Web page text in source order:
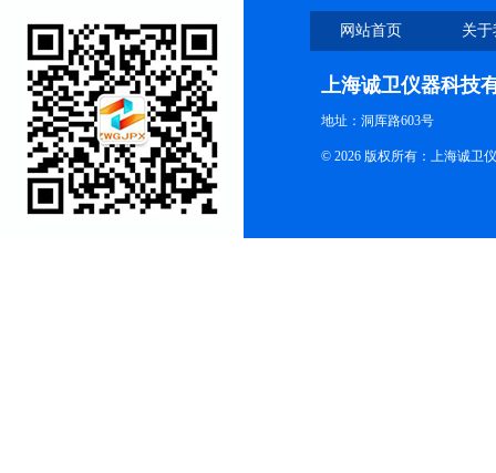
网站首页 关
上海诚卫仪器科技
地址：洞厍路603号
© 2026 版权所有：上海诚卫